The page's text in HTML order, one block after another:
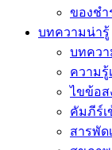
ของชำ
บทความน่ารู้
บทคว
ความรู้
ไขข้อส
คัมภีร์เ
สารพัด